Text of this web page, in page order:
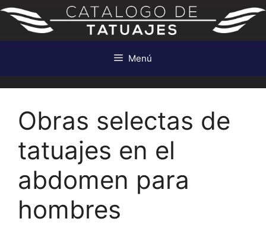
Saltar
contenido
Menú
Obras selectas de
tatuajes en el
abdomen para
hombres